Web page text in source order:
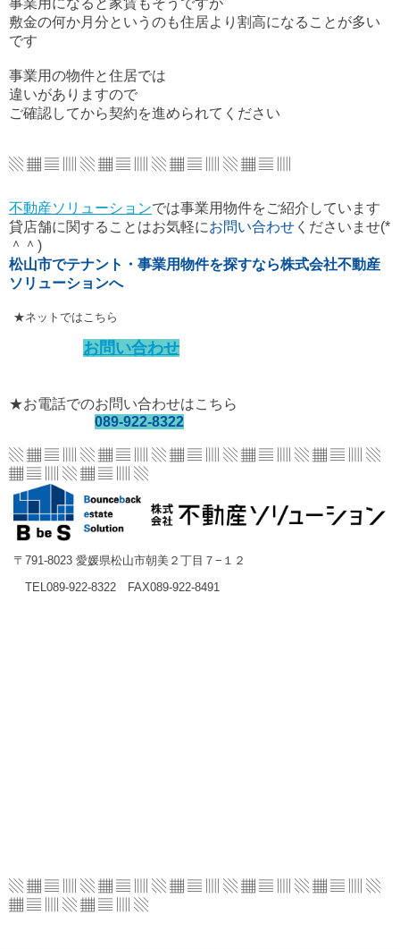
敷金の何か月分というのも住居より割高になることが多い
です
事業用の物件と住居では
違いがありますので
ご確認してから契約を進められてください
▧ ▦ ▤ ▥ ▧ ▦ ▤ ▥ ▧ ▦ ▤ ▥ ▧ ▦ ▤ ▥
不動産ソリューションでは事業用物件をご紹介しています
貸店舗に関することはお気軽にお問い合わせ くださいませ(*
＾＾)
松山市でテナント・事業用物件を探すなら株式会社不動産
ソリューションへ
★ネットではこちら
お問い合わせ
★お電話でのお問い合わせはこちら
089-922-8322
▧ ▦ ▤ ▥ ▧ ▦ ▤ ▥ ▧ ▦ ▤ ▥ ▧ ▦ ▤ ▥ ▧ ▦ ▤ ▥ ▧
▦ ▤ ▥ ▧ ▦ ▤ ▥ ▧
〒791-8023 愛媛県松山市朝美２丁目７−１２
TEL089-922-8322 FAX089-922-8491
▧ ▦ ▤ ▥ ▧ ▦ ▤ ▥ ▧ ▦ ▤ ▥ ▧ ▦ ▤ ▥ ▧ ▦ ▤ ▥ ▧
▦ ▤ ▥ ▧ ▦ ▤ ▥ ▧